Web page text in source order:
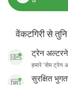
वेंकटगिरी से
ट्रेन
हमारे 'सेम ट्रेन
सुरक्षित